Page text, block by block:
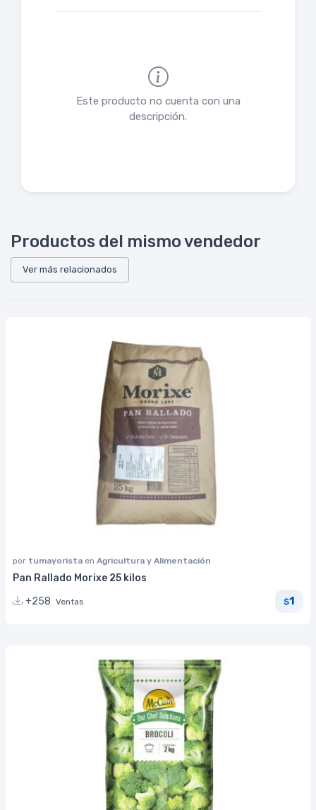
Este producto no cuenta con una
descripción.
Productos del mismo vendedor
Ver más relacionados
por tumayorista en Agricultura y Alimentación
Pan Rallado Morixe 25 kilos
+258 Ventas $1